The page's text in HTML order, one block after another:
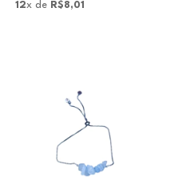
12x de R$8,01